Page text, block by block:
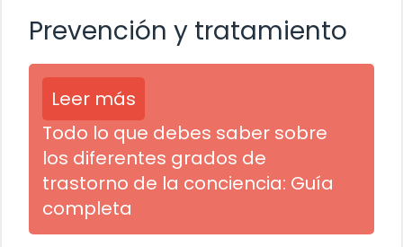
Prevención y tratamiento
Leer más
Todo lo que debes saber sobre
los diferentes grados de
trastorno de la conciencia: Guía
completa